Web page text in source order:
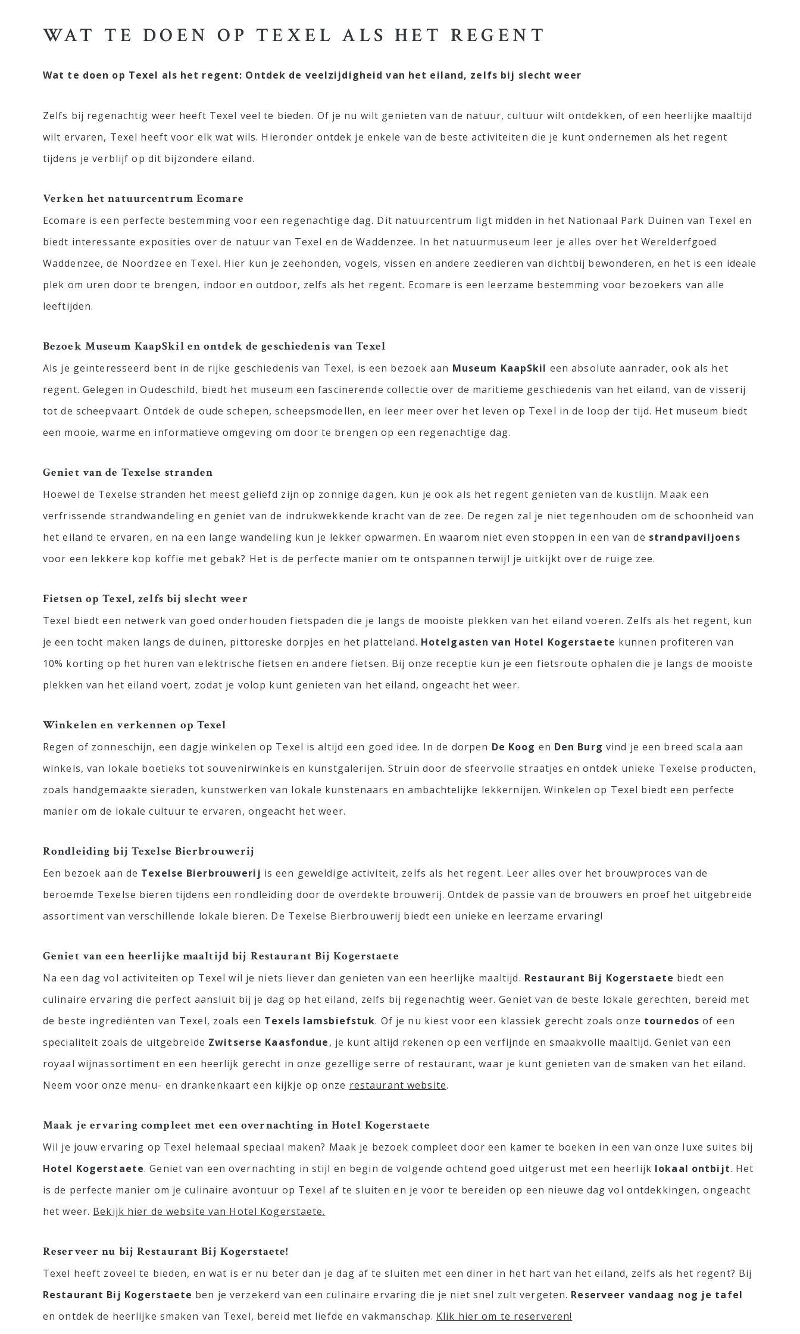
WAT TE DOEN OP TEXEL ALS HET REGENT
Wat te doen op Texel als het regent: Ontdek de veelzijdigheid van het eiland, zelfs bij slecht weer
Zelfs bij regenachtig weer heeft Texel veel te bieden. Of je nu wilt genieten van de natuur, cultuur wilt ontdekken, of een heerlijke maaltijd
wilt ervaren, Texel heeft voor elk wat wils. Hieronder ontdek je enkele van de beste activiteiten die je kunt ondernemen als het regent
tijdens je verblijf op dit bijzondere eiland.
Verken het natuurcentrum Ecomare
Ecomare is een perfecte bestemming voor een regenachtige dag. Dit natuurcentrum ligt midden in het Nationaal Park Duinen van Texel en
biedt interessante exposities over de natuur van Texel en de Waddenzee. In het natuurmuseum leer je alles over het Werelderfgoed
Waddenzee, de Noordzee en Texel. Hier kun je zeehonden, vogels, vissen en andere zeedieren van dichtbij bewonderen, en het is een ideale
plek om uren door te brengen, indoor en outdoor, zelfs als het regent. Ecomare is een leerzame bestemming voor bezoekers van alle
leeftijden.
Bezoek Museum KaapSkil en ontdek de geschiedenis van Texel
Als je geïnteresseerd bent in de rijke geschiedenis van Texel, is een bezoek aan Museum KaapSkil een absolute aanrader, ook als het
regent. Gelegen in Oudeschild, biedt het museum een fascinerende collectie over de maritieme geschiedenis van het eiland, van de visserij
tot de scheepvaart. Ontdek de oude schepen, scheepsmodellen, en leer meer over het leven op Texel in de loop der tijd. Het museum biedt
een mooie, warme en informatieve omgeving om door te brengen op een regenachtige dag.
Geniet van de Texelse stranden
Hoewel de Texelse stranden het meest geliefd zijn op zonnige dagen, kun je ook als het regent genieten van de kustlijn. Maak een
verfrissende strandwandeling en geniet van de indrukwekkende kracht van de zee. De regen zal je niet tegenhouden om de schoonheid van
het eiland te ervaren, en na een lange wandeling kun je lekker opwarmen. En waarom niet even stoppen in een van de strandpaviljoens
voor een lekkere kop koffie met gebak? Het is de perfecte manier om te ontspannen terwijl je uitkijkt over de ruige zee.
Fietsen op Texel, zelfs bij slecht weer
Texel biedt een netwerk van goed onderhouden fietspaden die je langs de mooiste plekken van het eiland voeren. Zelfs als het regent, kun
je een tocht maken langs de duinen, pittoreske dorpjes en het platteland. Hotelgasten van Hotel Kogerstaete kunnen profiteren van
10% korting op het huren van elektrische fietsen en andere fietsen. Bij onze receptie kun je een fietsroute ophalen die je langs de mooiste
plekken van het eiland voert, zodat je volop kunt genieten van het eiland, ongeacht het weer.
Winkelen en verkennen op Texel
Regen of zonneschijn, een dagje winkelen op Texel is altijd een goed idee. In de dorpen De Koog en Den Burg vind je een breed scala aan
winkels, van lokale boetieks tot souvenirwinkels en kunstgalerijen. Struin door de sfeervolle straatjes en ontdek unieke Texelse producten,
zoals handgemaakte sieraden, kunstwerken van lokale kunstenaars en ambachtelijke lekkernijen. Winkelen op Texel biedt een perfecte
manier om de lokale cultuur te ervaren, ongeacht het weer.
Rondleiding bij Texelse Bierbrouwerij
Een bezoek aan de Texelse Bierbrouwerij is een geweldige activiteit, zelfs als het regent. Leer alles over het brouwproces van de
beroemde Texelse bieren tijdens een rondleiding door de overdekte brouwerij. Ontdek de passie van de brouwers en proef het uitgebreide
assortiment van verschillende lokale bieren. De Texelse Bierbrouwerij biedt een unieke en leerzame ervaring!
Geniet van een heerlijke maaltijd bij Restaurant Bij Kogerstaete
Na een dag vol activiteiten op Texel wil je niets liever dan genieten van een heerlijke maaltijd. Restaurant Bij Kogerstaete biedt een
culinaire ervaring die perfect aansluit bij je dag op het eiland, zelfs bij regenachtig weer. Geniet van de beste lokale gerechten, bereid met
de beste ingrediënten van Texel, zoals een Texels lamsbiefstuk. Of je nu kiest voor een klassiek gerecht zoals onze tournedos of een
specialiteit zoals de uitgebreide Zwitserse Kaasfondue, je kunt altijd rekenen op een verfijnde en smaakvolle maaltijd. Geniet van een
royaal wijnassortiment en een heerlijk gerecht in onze gezellige serre of restaurant, waar je kunt genieten van de smaken van het eiland.
Neem voor onze menu- en drankenkaart een kijkje op onze restaurant website.
Maak je ervaring compleet met een overnachting in Hotel Kogerstaete
Wil je jouw ervaring op Texel helemaal speciaal maken? Maak je bezoek compleet door een kamer te boeken in een van onze luxe suites bij
Hotel Kogerstaete. Geniet van een overnachting in stijl en begin de volgende ochtend goed uitgerust met een heerlijk lokaal ontbijt. Het
is de perfecte manier om je culinaire avontuur op Texel af te sluiten en je voor te bereiden op een nieuwe dag vol ontdekkingen, ongeacht
het weer. Bekijk hier de website van Hotel Kogerstaete.
Reserveer nu bij Restaurant Bij Kogerstaete!
Texel heeft zoveel te bieden, en wat is er nu beter dan je dag af te sluiten met een diner in het hart van het eiland, zelfs als het regent? Bij
Restaurant Bij Kogerstaete ben je verzekerd van een culinaire ervaring die je niet snel zult vergeten. Reserveer vandaag nog je tafel
en ontdek de heerlijke smaken van Texel, bereid met liefde en vakmanschap. Klik hier om te reserveren!